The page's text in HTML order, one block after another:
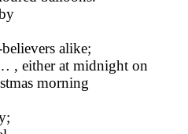
alike;
, either at midnight on
morning